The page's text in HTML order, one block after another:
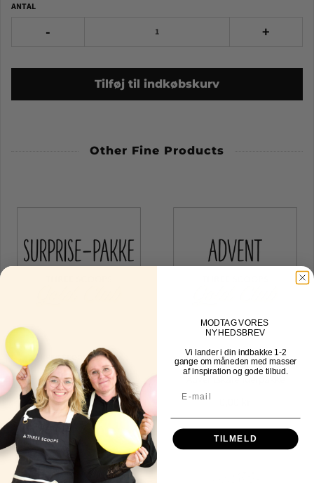
ANTAL
- +
Tilføj til indkøbskurv
Other Fine Products
THREE SCOOPS DESIGN
Surprisepakke
0,00 kr
THREE SCOOPS DESIGN
Adventskalenderpakke
MODTAG VORES
NYHEDSBREV
Vi lander i din indbakke 1-2
gange om måneden med masser
af inspiration og gode tilbud.
TILMELD